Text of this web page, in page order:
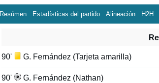
Resúmen Estadísticas del partido Alineación H2H
90' G. Fernández (Tarjeta amarilla)
90' G. Fernández (Nathan)